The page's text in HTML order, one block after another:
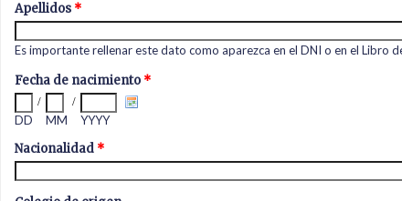
Apellidos *
Es importante rellenar este dato como aparezca en el DNI o en el Libro
Fecha de nacimiento *
DD
/
MM
/
YYYY
Nacionalidad *